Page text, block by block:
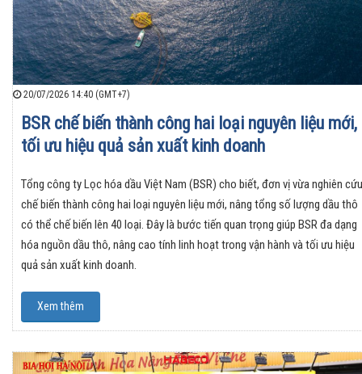
20/07/2026 14:40 (GMT+7)
BSR chế biến thành công hai loại nguyên liệu mới,
tối ưu hiệu quả sản xuất kinh doanh
Tổng công ty Lọc hóa dầu Việt Nam (BSR) cho biết, đơn vị vừa nghiên cứu
chế biến thành công hai loại nguyên liệu mới, nâng tổng số lượng dầu thô
có thể chế biến lên 40 loại. Đây là bước tiến quan trọng giúp BSR đa dạng
hóa nguồn dầu thô, nâng cao tính linh hoạt trong vận hành và tối ưu hiệu
quả sản xuất kinh doanh.
Xem thêm